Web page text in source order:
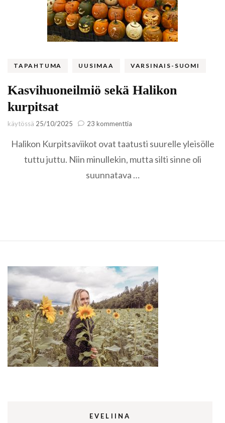
TAPAHTUMA UUSIMAA VARSINAIS-SUOMI
Kasvihuoneilmiö sekä Halikon
kurpitsat
käytössä 25/10/2025 23 kommenttia
sekä
kurpitsat
Halikon Kurpitsaviikot ovat taatusti suurelle yleisölle
tuttu juttu. Niin minullekin, mutta silti sinne oli
suunnatava …
EVELIINA